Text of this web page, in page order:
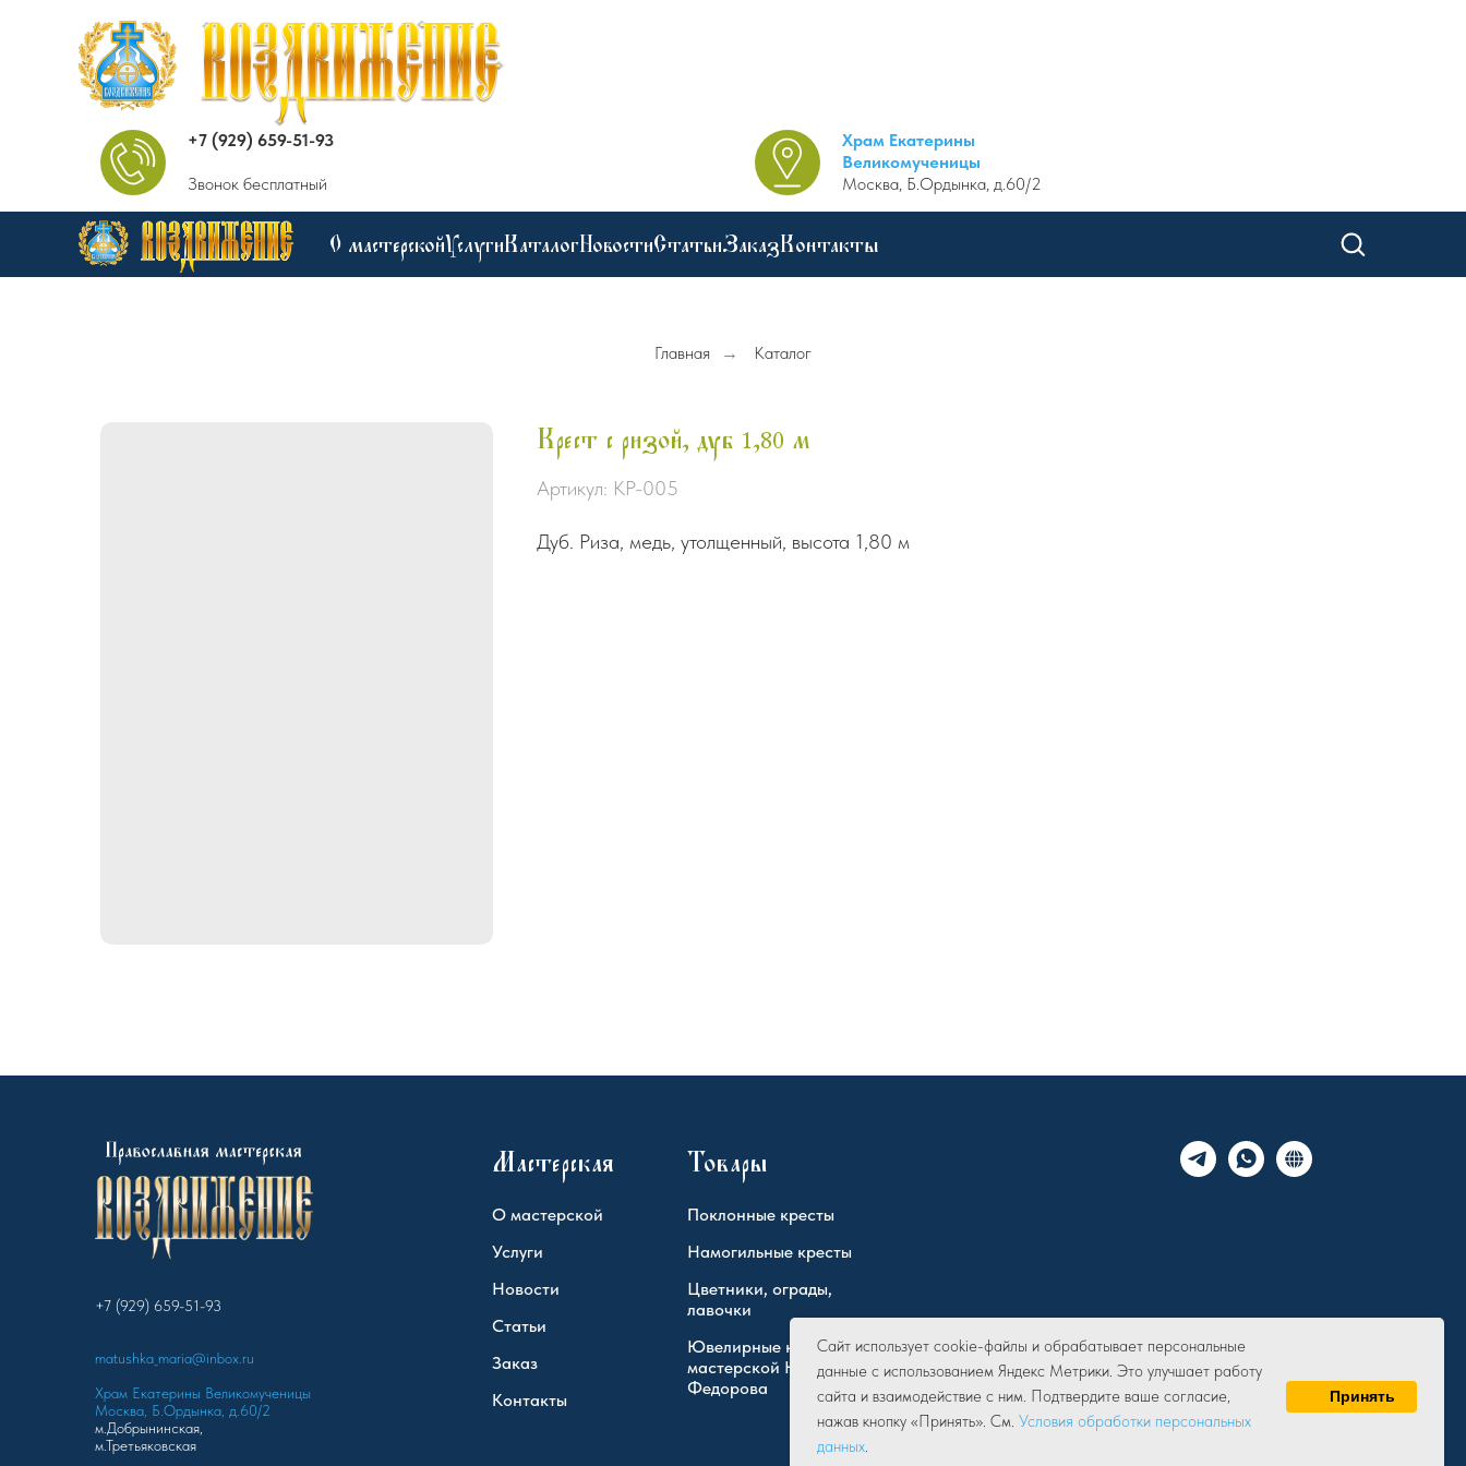
+7 (929) 659-51-93
Звонок бесплатный
Храм Екатерины
Великомученицы
Москва, Б.Ордынка, д.60/2
О мастерскойУслугиКаталогНовостиСтатьиЗаказКонтакты
Главная → Каталог
Крест с ризой, дуб 1,80 м
Артикул: КР-005
Дуб. Риза, медь, утолщенный, высота 1,80 м
Сайт использует cookie-файлы и обрабатывает персональные
данные с использованием Яндекс Метрики. Это улучшает работу
сайта и взаимодействие с ним. Подтвердите ваше согласие,
нажав кнопку «Принять». См. Условия обработки персональных
данных.
Принять
+7 (929) 659-51-93
matushka_maria@inbox.ru
Храм Екатерины Великомученицы
Москва, Б.Ордынка, д.60/2
м.Добрынинская,
м.Третьяковская
Мастерская
О мастерской
Услуги
Новости
Статьи
Заказ
Контакты
Товары
Поклонные кресты
Намогильные кресты
Цветники, ограды,
лавочки
Ювелирные кресты
мастерской Юрия
Федорова